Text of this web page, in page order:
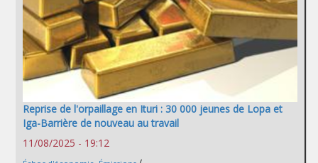
Reprise de l'orpaillage en Ituri : 30 000 jeunes de Lopa et
Iga-Barrière de nouveau au travail
11/08/2025 - 19:12